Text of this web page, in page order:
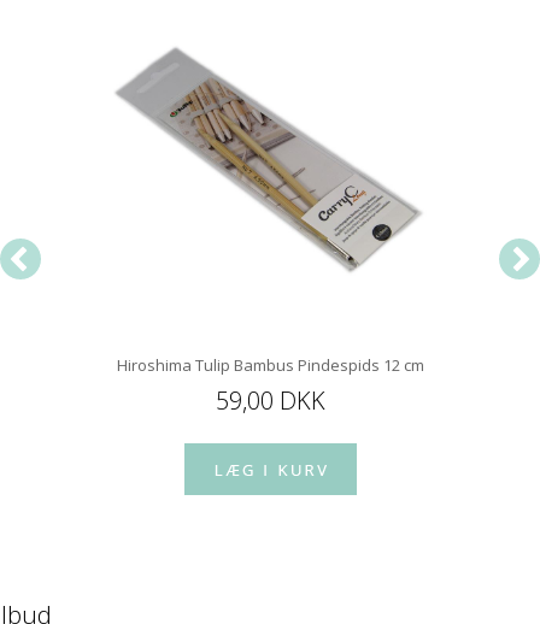
Hiroshima Tulip Bambus Pindespids 12 cm
59,00 DKK